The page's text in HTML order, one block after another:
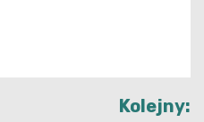
Kolejny: